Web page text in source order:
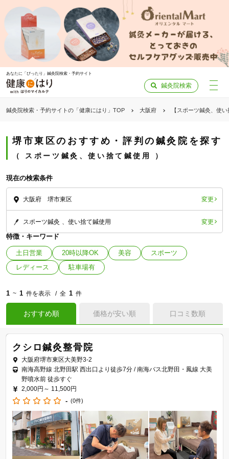
あなたに「ぴったり」鍼灸院検索・予約サイト
鍼灸院検索
鍼灸院検索・予約サイトの「健康にはり」TOP 大阪府 【スポーツ鍼灸、使
堺市東区のおすすめ・評判の鍼灸院を探す
スポーツ鍼灸、使い捨て鍼使用
現在の検索条件
大阪府 堺市東区 変更
スポーツ鍼灸 使い捨て鍼使用 変更
特徴・キーワード
土日営業 20時以降OK 美容
スポーツ
レディース
駐車場有
1 ~ 1 件を表示 全 1 件
おすすめ順 価格が安い順 口コミ数順
クシロ鍼灸整骨院
大阪府堺市東区大美野3-2
南海高野線 北野田駅 西出口より徒歩7分 / 南海バス北野田・鳳線 大美
野噴水前 徒歩すぐ
2,000円～ 11,500円
- (0件)
「健康にはりを見た」